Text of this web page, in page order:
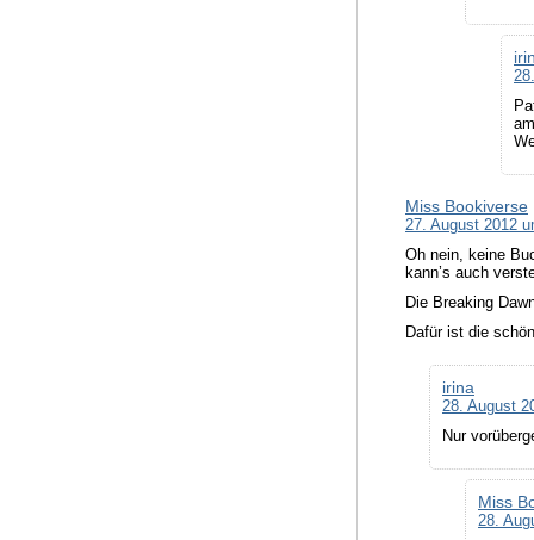
Miss Bookiverse
27. August 2012
Oh nein, keine
kann’s auch
Die Breaking
Dafür ist die
irina
28. August
Nur
Miss
28.